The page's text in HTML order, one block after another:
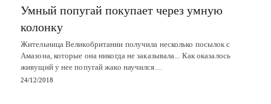
Умный попугай покупает через умную
колонку
Жительница Великобритании получила несколько посылок с
Амазона, которые она никогда не заказывала... Как оказалось
живущий у нее попугай жако научился…
24/12/2018